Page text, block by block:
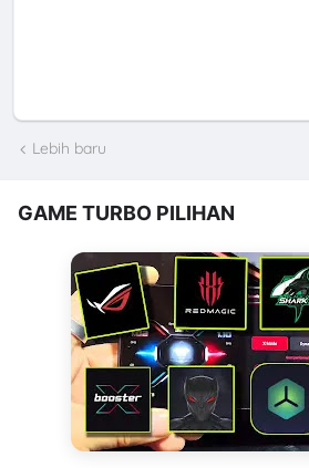
Lebih baru
GAME TURBO PILIHAN